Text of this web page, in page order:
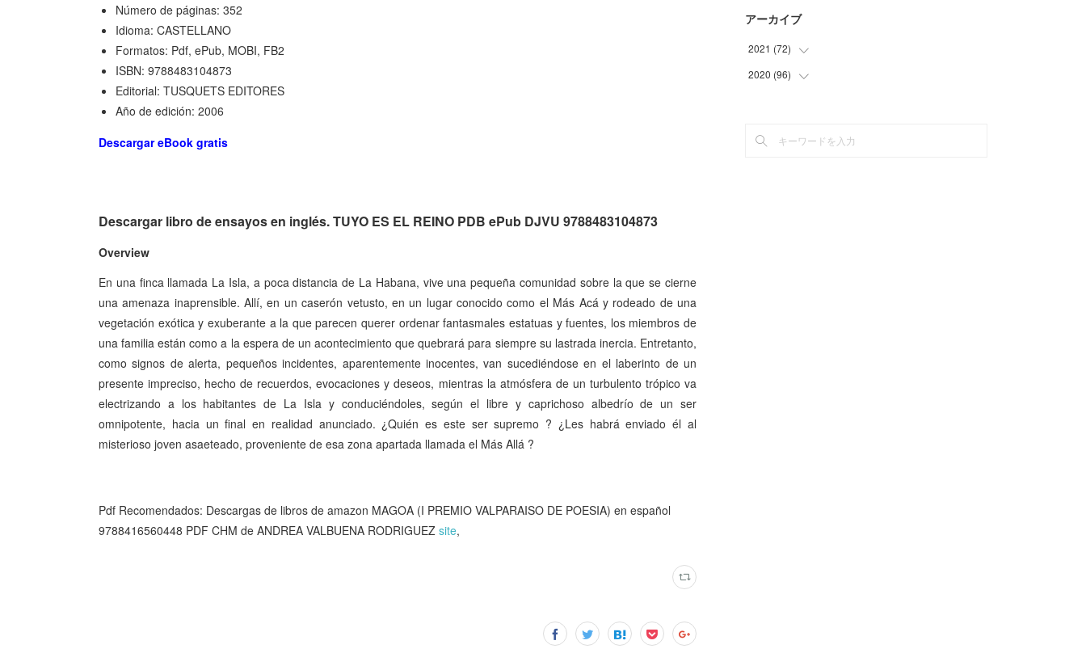
Número de páginas: 352
Idioma: CASTELLANO
Formatos: Pdf, ePub, MOBI, FB2
ISBN: 9788483104873
Editorial: TUSQUETS EDITORES
Año de edición: 2006
Descargar eBook gratis
Descargar libro de ensayos en inglés. TUYO ES EL REINO PDB ePub DJVU 9788483104873
Overview
En una finca llamada La Isla, a poca distancia de La Habana, vive una pequeña comunidad sobre la que se cierne
una amenaza inaprensible. Allí, en un caserón vetusto, en un lugar conocido como el Más Acá y rodeado de una
vegetación exótica y exuberante a la que parecen querer ordenar fantasmales estatuas y fuentes, los miembros de
una familia están como a la espera de un acontecimiento que quebrará para siempre su lastrada inercia. Entretanto,
como signos de alerta, pequeños incidentes, aparentemente inocentes, van sucediéndose en el laberinto de un
presente impreciso, hecho de recuerdos, evocaciones y deseos, mientras la atmósfera de un turbulento trópico va
electrizando a los habitantes de La Isla y conduciéndoles, según el libre y caprichoso albedrío de un ser
omnipotente, hacia un final en realidad anunciado. ¿Quién es este ser supremo ? ¿Les habrá enviado él al
misterioso joven asaeteado, proveniente de esa zona apartada llamada el Más Allá ?
Pdf Recomendados: Descargas de libros de amazon MAGOA (I PREMIO VALPARAISO DE POESIA) en español
9788416560448 PDF CHM de ANDREA VALBUENA RODRIGUEZ site,
アーカイブ
2021 (72)
(36
)
(
2020 (96)
(